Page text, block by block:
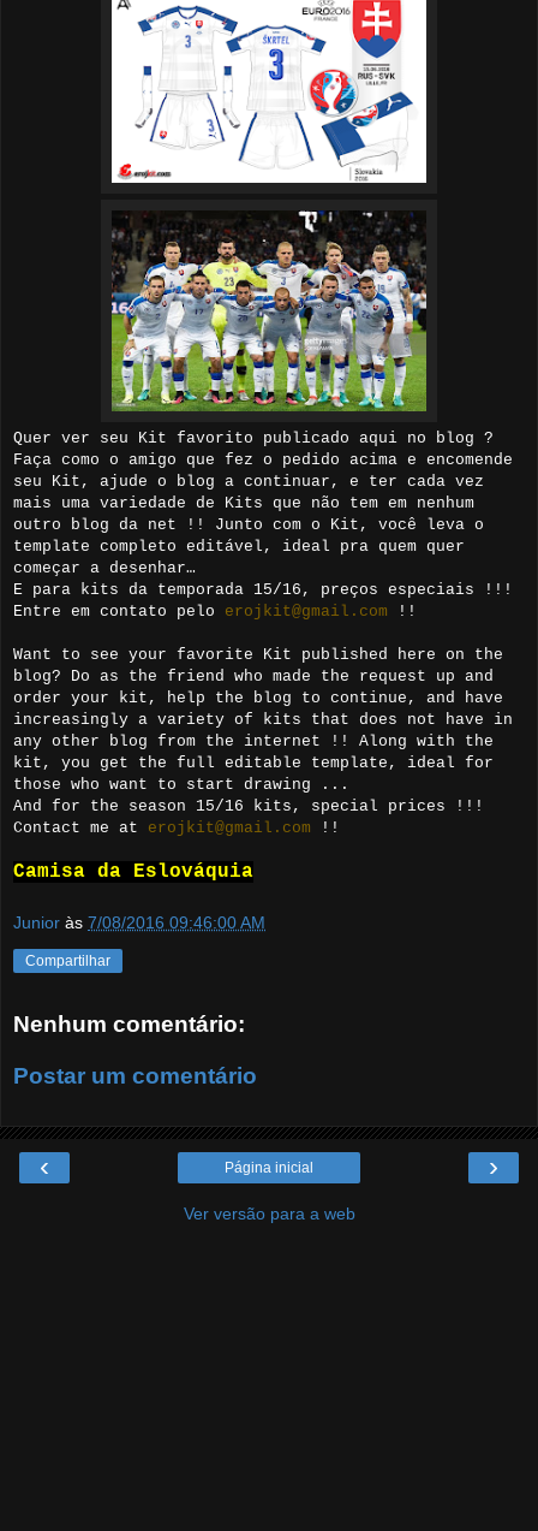
Quer ver seu Kit favorito publicado aqui no blog ?
Faça como o amigo que fez o pedido acima e encomende
seu Kit, ajude o blog a continuar, e ter cada vez
mais uma variedade de Kits que não tem em nenhum
outro blog da net !! Junto com o Kit, você leva o
template completo editável, ideal pra quem quer
começar a desenhar…
E para kits da temporada 15/16, preços especiais !!!
Entre em contato pelo erojkit@gmail.com !!
Want to see your favorite Kit published here on the
blog? Do as the friend who made the request up and
order your kit, help the blog to continue, and have
increasingly a variety of kits that does not have in
any other blog from the internet !! Along with the
kit, you get the full editable template, ideal for
those who want to start drawing ...
And for the season 15/16 kits, special prices !!!
Contact me at erojkit@gmail.com !!
Camisa da Eslováquia
Junior às 7/08/2016 09:46:00 AM
Compartilhar
Nenhum comentário:
Postar um comentário
‹ ›
Página inicial
Ver versão para a web